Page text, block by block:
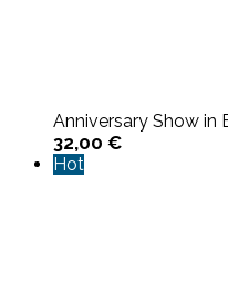
Anniversary Show in
32,00 €
Hot